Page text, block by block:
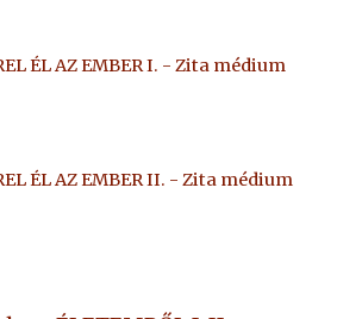
ÉL AZ EMBER I. - Zita médium
ÉL AZ EMBER II. - Zita médium